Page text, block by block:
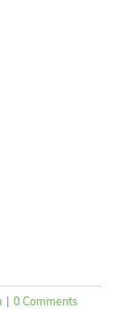
0 Comments